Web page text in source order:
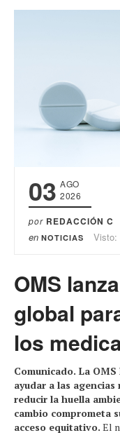
03 AGO
2026
por REDACCIÓN C
en NOTICIAS Visto:
OMS
global
los
Comunicado. La
ayudar a las
reducir la huella
cambio comprometa
acceso equitativo. El